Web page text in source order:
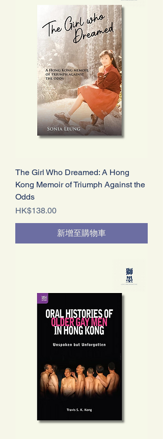
The Girl Who Dreamed: A Hong
Kong Memoir of Triumph Against the
Odds
價格
HK$138.00
新增至購物車